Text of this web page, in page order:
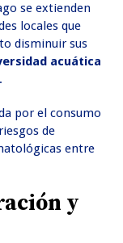
se extienden
locales que
disminuir sus
acuática
por el consumo
de
entre
y